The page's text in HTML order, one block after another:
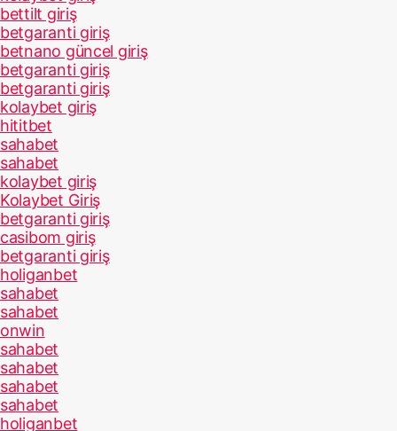
bettilt giriş
betgaranti giriş
betnano güncel giriş
betgaranti giriş
betgaranti giriş
kolaybet giriş
hititbet
sahabet
sahabet
kolaybet giriş
Kolaybet Giriş
betgaranti giriş
casibom giriş
betgaranti giriş
holiganbet
sahabet
sahabet
onwin
sahabet
sahabet
sahabet
sahabet
holiganbet